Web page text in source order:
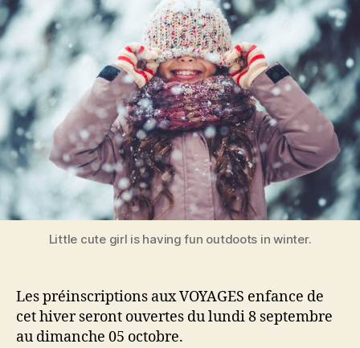
préparez-
vous
!
Little cute girl is having fun outdoots in winter.
Les préinscriptions aux VOYAGES enfance de
cet hiver seront ouvertes du lundi 8 septembre
au dimanche 05 octobre.